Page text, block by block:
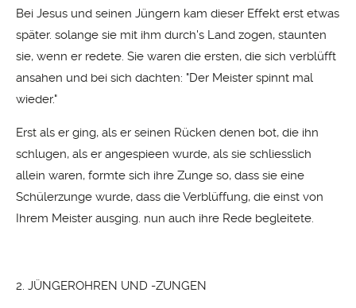
Bei Jesus und seinen Jüngern kam dieser Effekt erst etwas
später. solange sie mit ihm durch's Land zogen, staunten
sie, wenn er redete. Sie waren die ersten, die sich verblüfft
ansahen und bei sich dachten: "Der Meister spinnt mal
wieder."
Erst als er ging, als er seinen Rücken denen bot, die ihn
schlugen, als er angespieen wurde, als sie schliesslich
allein waren, formte sich ihre Zunge so, dass sie eine
Schülerzunge wurde, dass die Verblüffung, die einst von
Ihrem Meister ausging. nun auch ihre Rede begleitete.
2. JÜNGEROHREN UND -ZUNGEN